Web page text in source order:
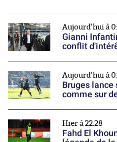
Aujourd'hui à
Gianni
conflit
Aujourd'hui à
Bruges
comme sur
Hier à 22:28
Fahd El